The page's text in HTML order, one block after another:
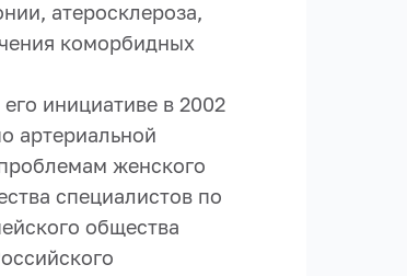
атеросклероза,
коморбидных
инициативе в 2002
артериальной
женского
специалистов по
общества